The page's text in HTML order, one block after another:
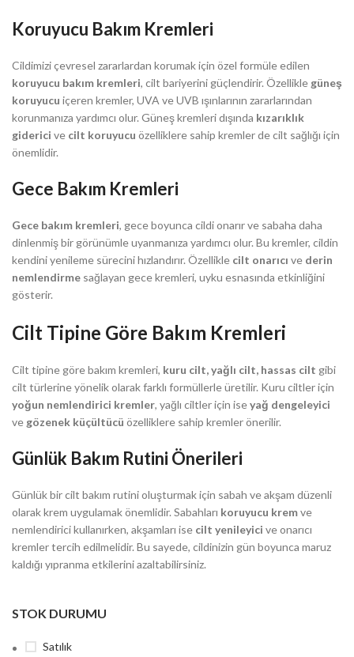
Koruyucu Bakım Kremleri
Cildimizi çevresel zararlardan korumak için özel formüle edilen
koruyucu bakım kremleri, cilt bariyerini güçlendirir. Özellikle güneş
koruyucu içeren kremler, UVA ve UVB ışınlarının zararlarından
korunmanıza yardımcı olur. Güneş kremleri dışında kızarıklık
giderici ve cilt koruyucu özelliklere sahip kremler de cilt sağlığı için
önemlidir.
Gece Bakım Kremleri
Gece bakım kremleri, gece boyunca cildi onarır ve sabaha daha
dinlenmiş bir görünümle uyanmanıza yardımcı olur. Bu kremler, cildin
kendini yenileme sürecini hızlandırır. Özellikle cilt onarıcı ve derin
nemlendirme sağlayan gece kremleri, uyku esnasında etkinliğini
gösterir.
Cilt Tipine Göre Bakım Kremleri
Cilt tipine göre bakım kremleri, kuru cilt, yağlı cilt, hassas cilt gibi
cilt türlerine yönelik olarak farklı formüllerle üretilir. Kuru ciltler için
yoğun nemlendirici kremler, yağlı ciltler için iseyağ dengeleyici
ve gözenek küçültücü özelliklere sahip kremler önerilir.
Günlük Bakım Rutini Önerileri
Günlük bir cilt bakım rutini oluşturmak için sabah ve akşam düzenli
olarak krem uygulamak önemlidir. Sabahları koruyucu kremve
nemlendirici kullanırken, akşamları ise cilt yenileyici ve onarıcı
kremler tercih edilmelidir. Bu sayede, cildinizin gün boyunca maruz
kaldığı yıpranma etkilerini azaltabilirsiniz.
STOK DURUMU
Satılık